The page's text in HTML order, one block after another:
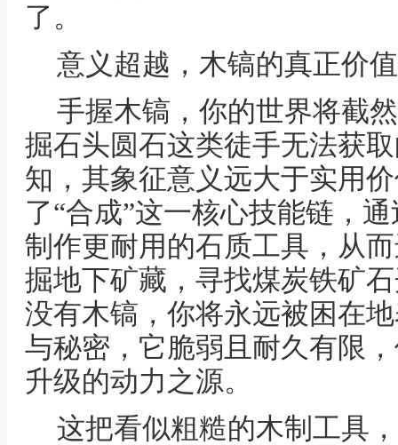
了。
意义超越，木镐的真正价
手握木镐，你的世界将截
掘石头圆石这类徒手无法获
知，其象征意义远大于实用
了“合成”这一核心技能链，
制作更耐用的石质工具，从
掘地下矿藏，寻找煤炭铁矿
没有木镐，你将永远被困在
与秘密，它脆弱且耐久有限
升级的动力之源。
这把看似粗糙的木制工具